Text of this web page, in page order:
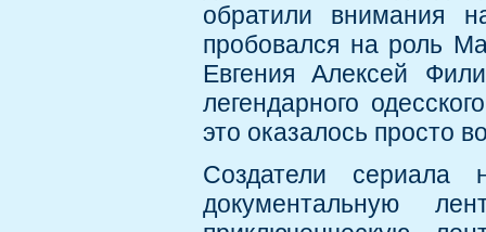
обратили внимания
пробовался на роль
Евгения Алексей
легендарного
это оказалось просто
Создатели сериала
документальную